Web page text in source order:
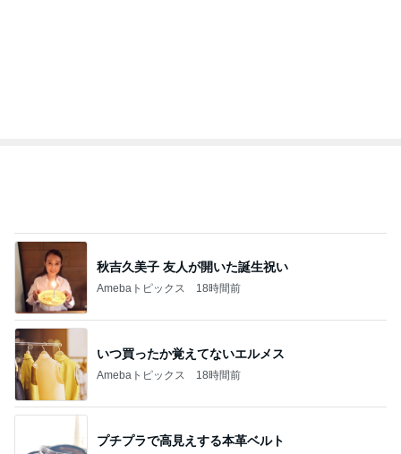
秋吉久美子 友人が開いた誕生祝い
Amebaトピックス 18時間前
いつ買ったか覚えてないエルメス
Amebaトピックス 18時間前
プチプラで高見えする本革ベルト